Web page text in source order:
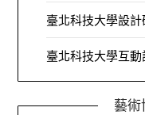
臺北科技大學設計
臺北科技大學互動
藝術